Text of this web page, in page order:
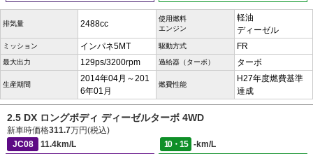
排気量 2488cc
使用燃料
エンジン
軽油
ディーゼル
ミッション インパネ5MT 駆動方式 FR
最大出力 129ps/3200rpm 過給器（ターボ） ターボ
生産期間
2014年04月～201
6年01月
燃費性能
H27年度燃費基準
達成
2.5 DX ロングボディ ディーゼルターボ 4WD
新車時価格311.7万円(税込)
JC08
11.4km/L 10・15
-km/L